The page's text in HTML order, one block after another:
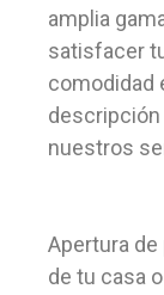
amplia
satisfacer
comodidad
descripción
nuestros
Apertura de
de tu casa